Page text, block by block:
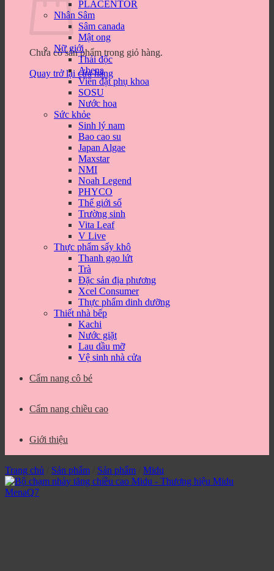
Chưa có sản phẩm trong giỏ hàng.
Quay trở lại cửa hàng
PLACENTOR
Nhân Sâm
Sâm canada
Mật ong
Nữ giới
Thải độc
Abena
Viên đặt phụ khoa
SOSU
Nước hoa
Sức khỏe
Sinh lý nam
Bao cao su
Japan Algae
Maxstar
NMI
Noah Legend
PHYCO
Thế giới số
Trường sinh
Vita Leaf
V Live
Thực phẩm sấy khô
Thanh gạo lứt
Trà
Đặc sản địa phương
Xcel Consumer
Thực phẩm dinh dưỡng
Thiết nhà bếp
Kachi
Nước giặt
Lau dầu mỡ
Vệ sinh nhà cửa
Cẩm nang cô bé
Cẩm nang chiều cao
Giới thiệu
Trang chủ Sản phẩm Sản phẩm Midu